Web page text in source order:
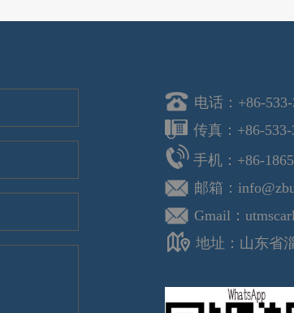
电话：+86-
传真：+86-533-
手机：+86-
邮箱：
Gmail：
地址：山东省